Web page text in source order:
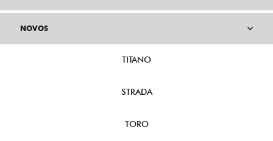
NOVOS
TITANO
STRADA
TORO